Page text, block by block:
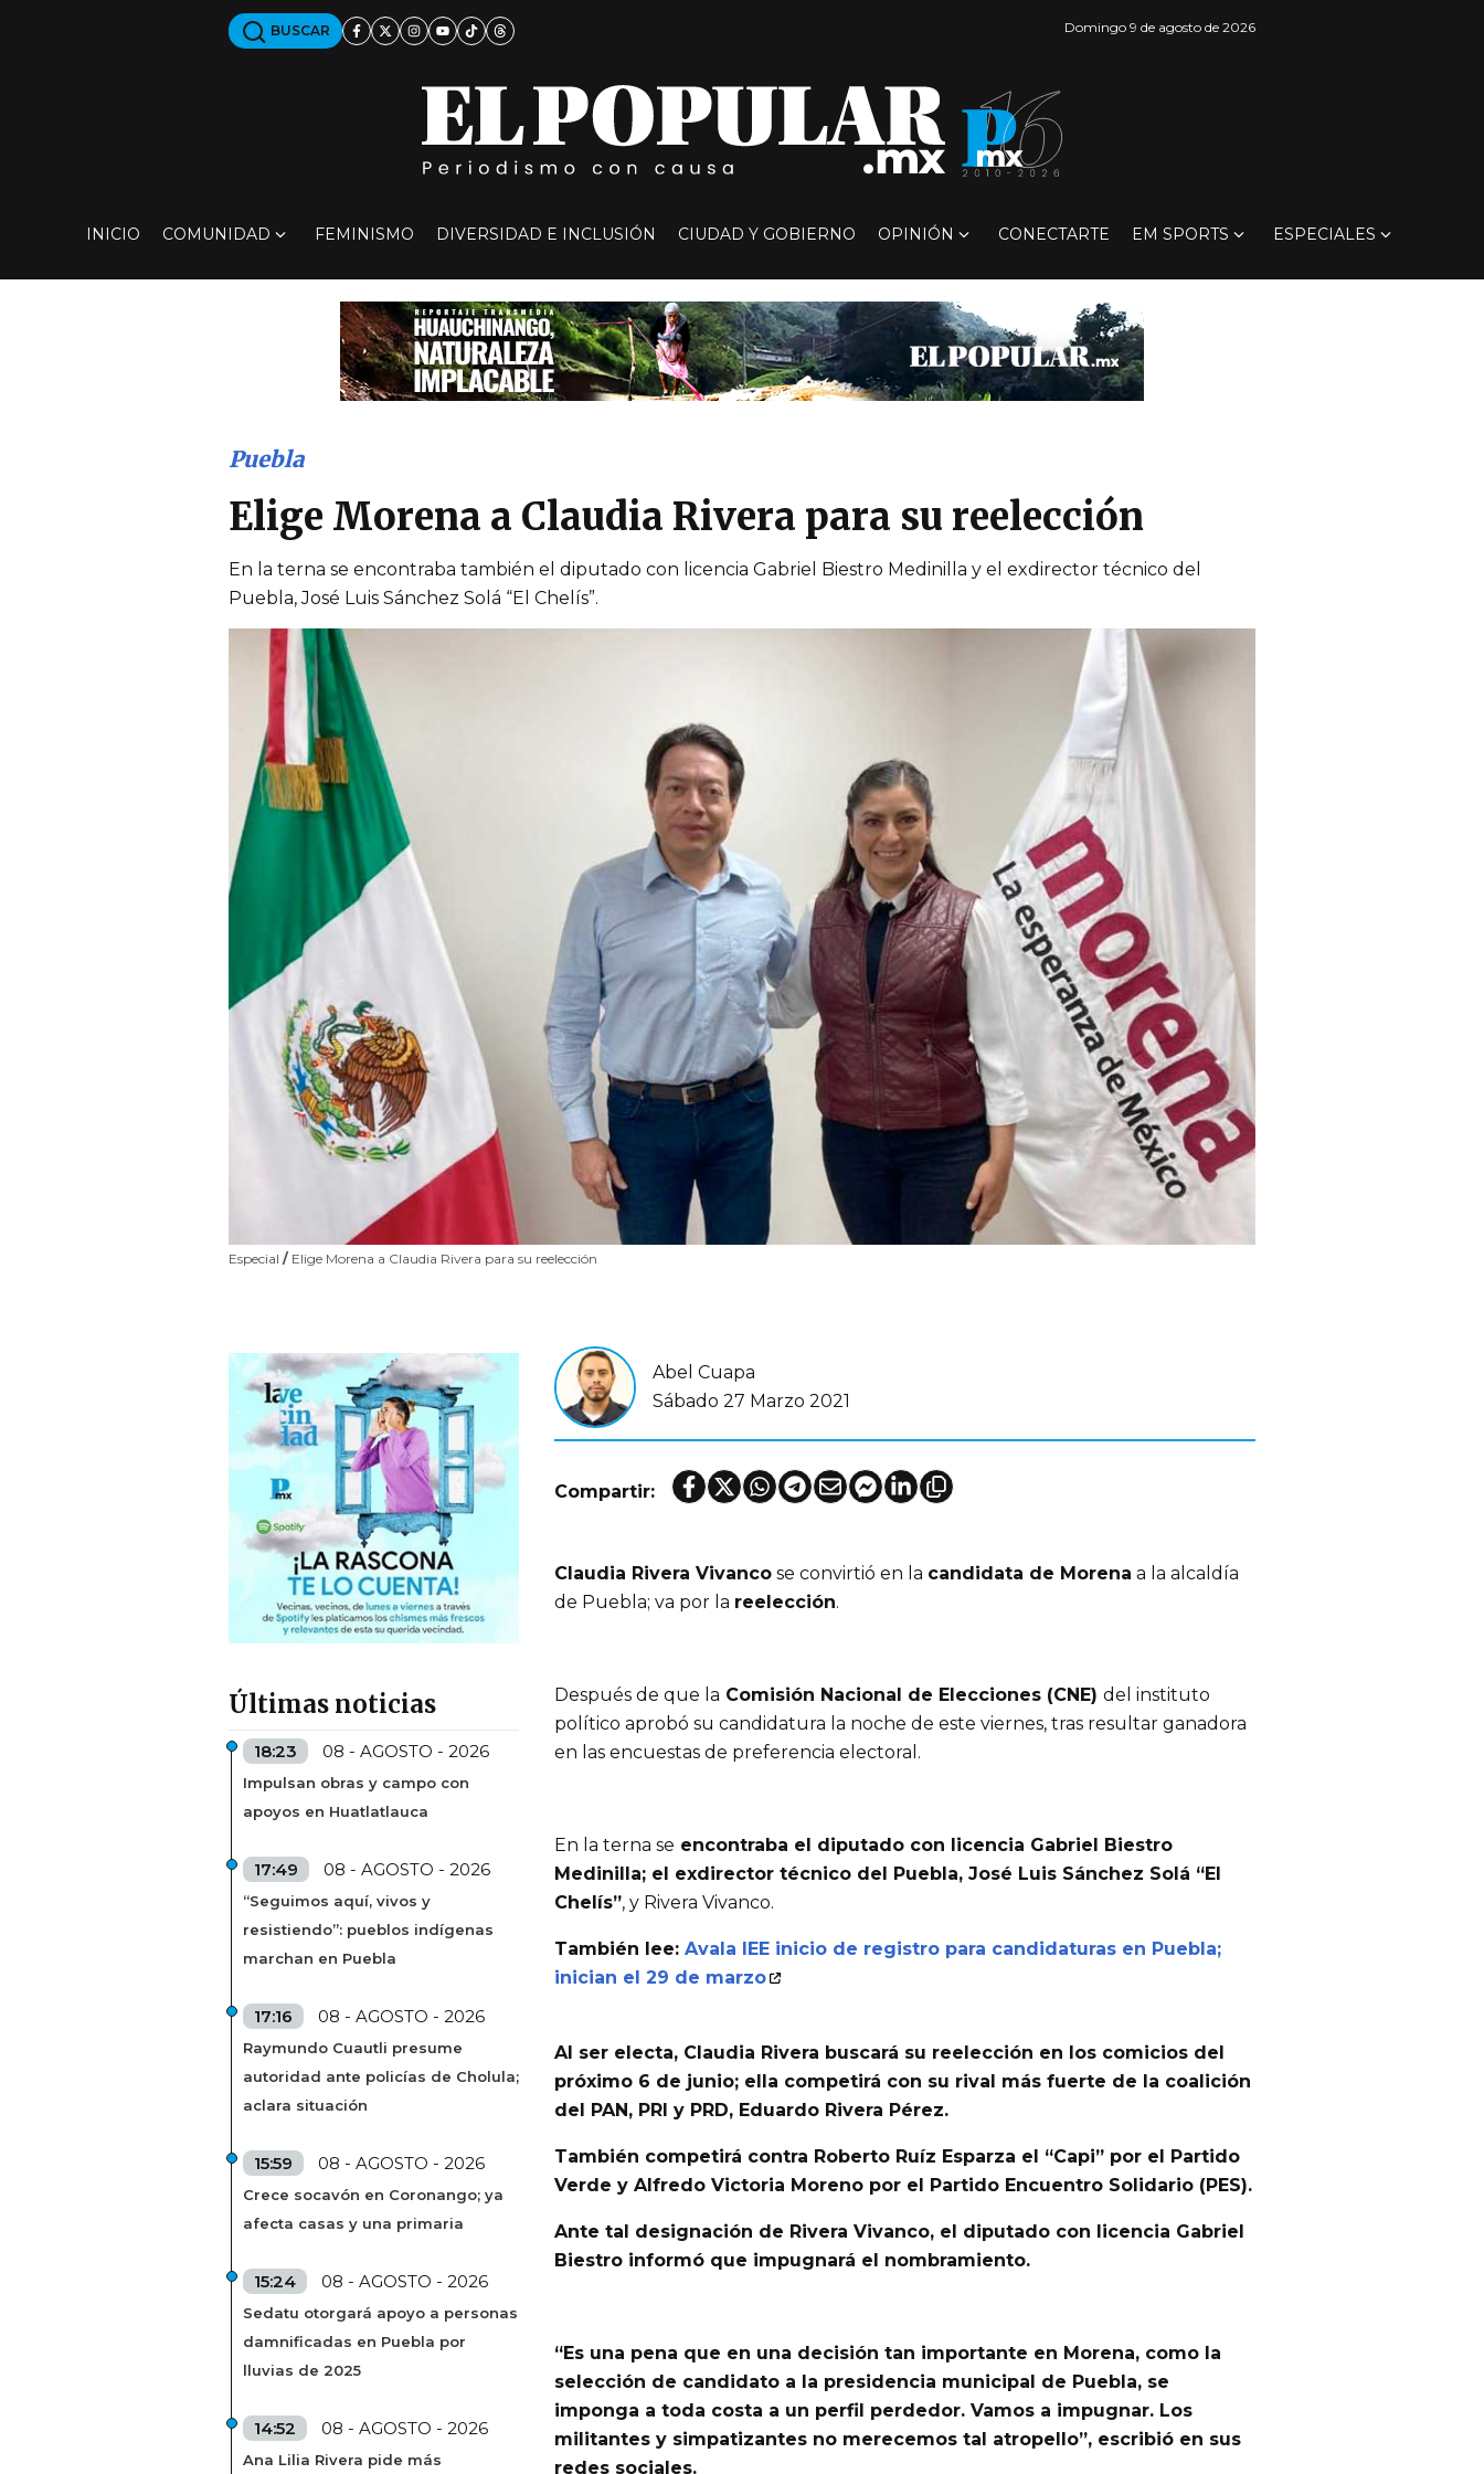
BUSCAR Domingo 9 de agosto de 2026
INICIO COMUNIDAD FEMINISMO DIVERSIDAD E INCLUSIÓN CIUDAD Y GOBIERNO OPINIÓN CONECTARTE EM SPORTS ESPECIALES
Especial / Elige Morena a Claudia Rivera para su reelección
Puebla
Elige Morena a Claudia Rivera para su reelección
En la terna se encontraba también el diputado con licencia Gabriel Biestro Medinilla y el exdirector técnico del
Puebla, José Luis Sánchez Solá “El Chelís”.
Últimas noticias
18:23 08 - AGOSTO - 2026
Impulsan obras y campo con
apoyos en Huatlatlauca
17:49 08 - AGOSTO - 2026
“Seguimos aquí, vivos y
resistiendo”: pueblos indígenas
marchan en Puebla
17:16 08 - AGOSTO - 2026
Raymundo Cuautli presume
autoridad ante policías de Cholula;
aclara situación
15:59 08 - AGOSTO - 2026
Crece socavón en Coronango; ya
afecta casas y una primaria
15:24 08 - AGOSTO - 2026
Sedatu otorgará apoyo a personas
damnificadas en Puebla por
lluvias de 2025
14:52 08 - AGOSTO - 2026
Ana Lilia Rivera pide más
Abel Cuapa
Sábado 27 Marzo 2021
Compartir:
Claudia Rivera Vivanco se convirtió en la candidata de Morena a la alcaldía
de Puebla; va por la reelección.
Después de que la Comisión Nacional de Elecciones (CNE) del instituto
político aprobó su candidatura la noche de este viernes, tras resultar ganadora
en las encuestas de preferencia electoral.
En la terna se encontraba el diputado con licencia Gabriel Biestro
Medinilla; el exdirector técnico del Puebla, José Luis Sánchez Solá “El
Chelís”, y Rivera Vivanco.
También lee: Avala IEE inicio de registro para candidaturas en Puebla;
inician el 29 de marzo
Al ser electa, Claudia Rivera buscará su reelección en los comicios del
próximo 6 de junio; ella competirá con su rival más fuerte de la coalición
del PAN, PRI y PRD, Eduardo Rivera Pérez.
También competirá contra Roberto Ruíz Esparza el “Capi” por el Partido
Verde y Alfredo Victoria Moreno por el Partido Encuentro Solidario (PES).
Ante tal designación de Rivera Vivanco, el diputado con licencia Gabriel
Biestro informó que impugnará el nombramiento.
“Es una pena que en una decisión tan importante en Morena, como la
selección de candidato a la presidencia municipal de Puebla, se
imponga a toda costa a un perfil perdedor. Vamos a impugnar. Los
militantes y simpatizantes no merecemos tal atropello”, escribió en sus
redes sociales.